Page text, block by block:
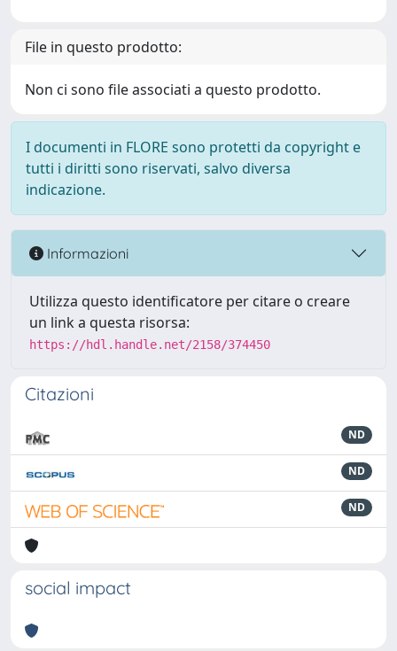
File in questo prodotto:
Non ci sono file associati a questo prodotto.
I documenti in FLORE sono protetti da copyright e
tutti i diritti sono riservati, salvo diversa
indicazione.
Informazioni
Utilizza questo identificatore per citare o creare
un link a questa risorsa:
https://hdl.handle.net/2158/374450
Citazioni
ND
ND
ND
social impact